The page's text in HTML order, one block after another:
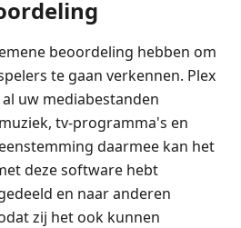
beoordeling hebben om
te gaan verkennen. Plex
uw mediabestanden
tv-programma's en
daarmee kan het
deze software hebt
en naar anderen
zij het ook kunnen